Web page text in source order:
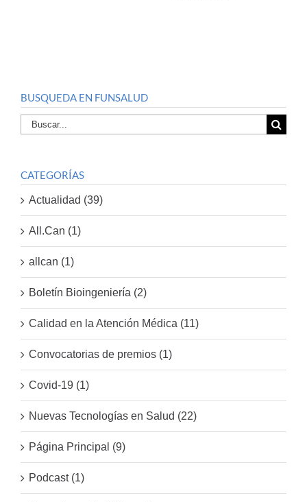
BUSQUEDA EN FUNSALUD
Buscar
por:
CATEGORÍAS
Actualidad (39)
All.Can (1)
allcan (1)
Boletín Bioingeniería (2)
Calidad en la Atención Médica (11)
Convocatorias de premios (1)
Covid-19 (1)
Nuevas Tecnologías en Salud (22)
Página Principal (9)
Podcast (1)